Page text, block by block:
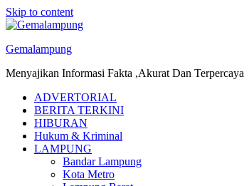
Skip to content
Gemalampung
Menyajikan Informasi Fakta ,Akurat Dan Terpercaya
ADVERTORIAL
BERITA TERKINI
HIBURAN
Hukum & Kriminal
LAMPUNG
Bandar Lampung
Kota Metro